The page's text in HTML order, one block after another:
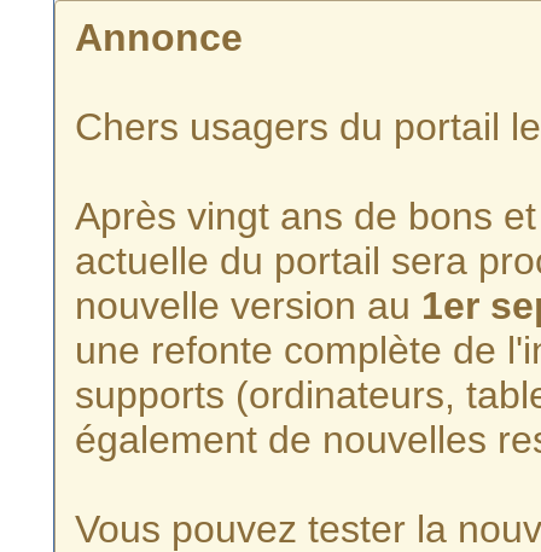
Annonce
Chers usagers du portail
Après vingt ans de bons
actuelle du portail sera
nouvelle version au 1er
une refonte complète de
supports (ordinateurs,
également de nouvelles
Vous pouvez tester la